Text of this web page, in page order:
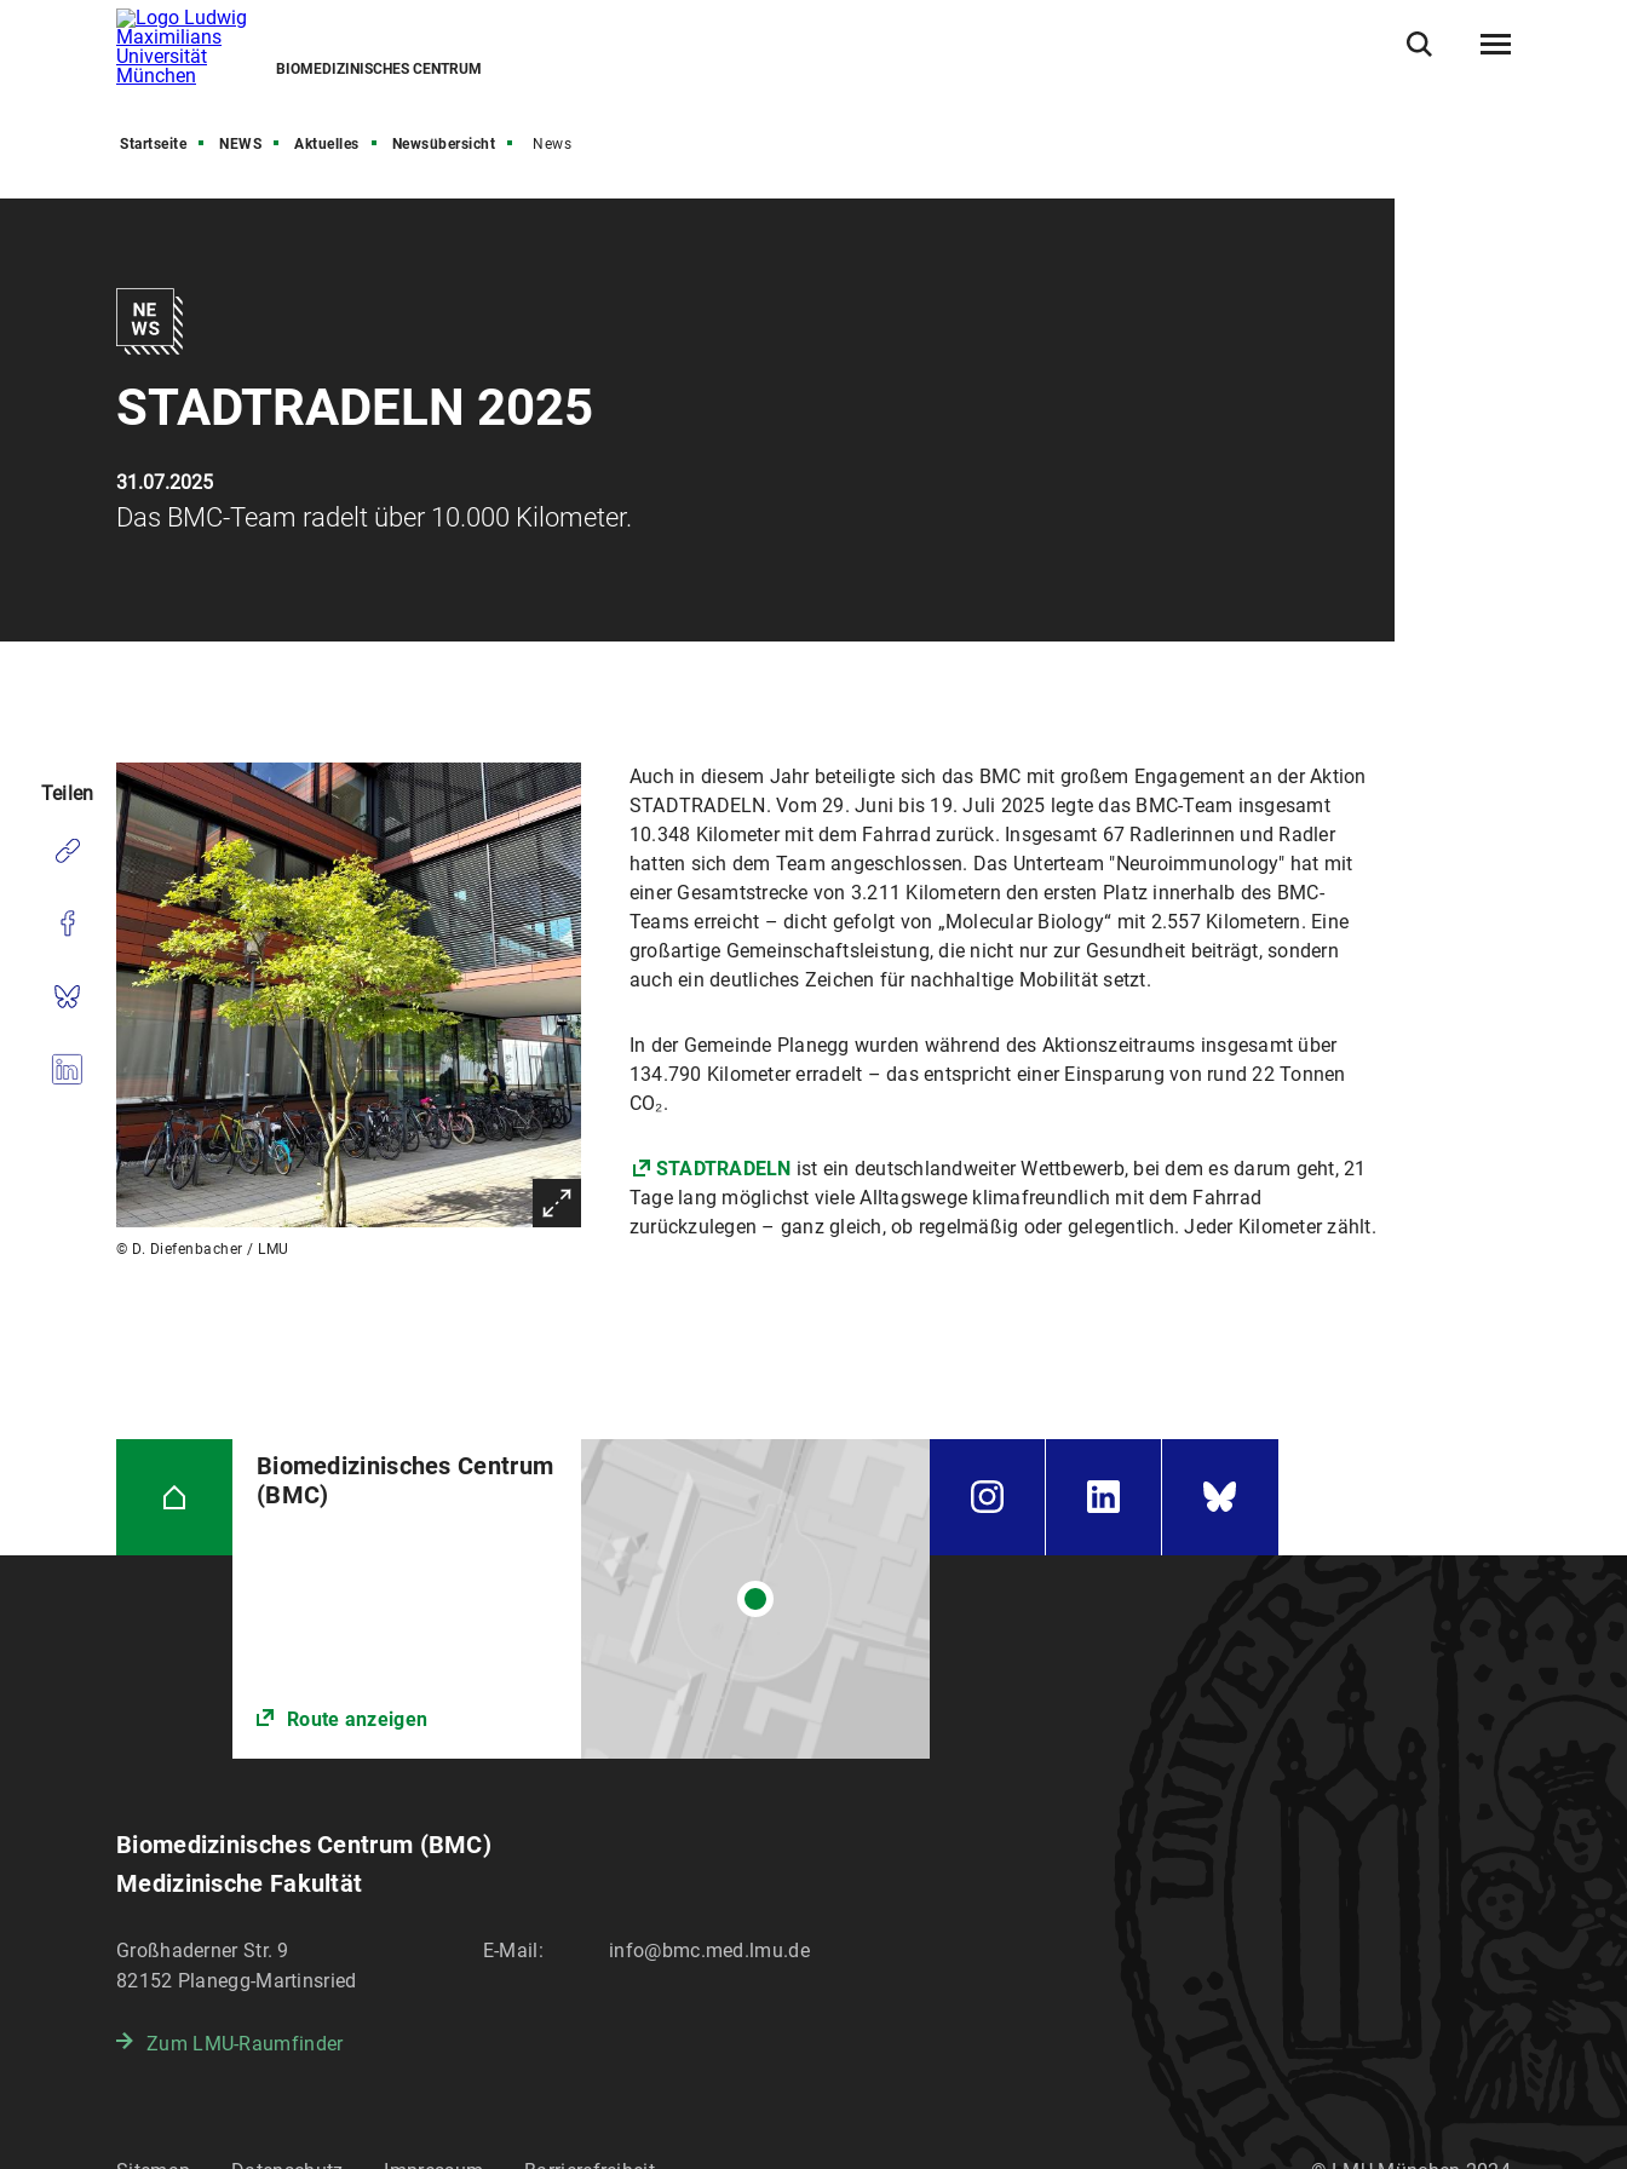
BIOMEDIZINISCHES CENTRUM
Startseite NEWS Aktuelles Newsübersicht News
STADTRADELN 2025
31.07.2025
Das BMC-Team radelt über 10.000 Kilometer.
© D. Diefenbacher / LMU
Auch in diesem Jahr beteiligte sich das BMC mit großem Engagement an der Aktion
STADTRADELN. Vom 29. Juni bis 19. Juli 2025 legte das BMC-Team insgesamt
10.348 Kilometer mit dem Fahrrad zurück. Insgesamt 67 Radlerinnen und Radler
hatten sich dem Team angeschlossen. Das Unterteam "Neuroimmunology" hat mit
einer Gesamtstrecke von 3.211 Kilometern den ersten Platz innerhalb des BMC-
Teams erreicht – dicht gefolgt von „Molecular Biology“ mit 2.557 Kilometern. Eine
großartige Gemeinschaftsleistung, die nicht nur zur Gesundheit beiträgt, sondern
auch ein deutliches Zeichen für nachhaltige Mobilität setzt.
In der Gemeinde Planegg wurden während des Aktionszeitraums insgesamt über
134.790 Kilometer erradelt – das entspricht einer Einsparung von rund 22 Tonnen
CO₂.
STADTRADELN ist ein deutschlandweiter Wettbewerb, bei dem es darum geht, 21
Tage lang möglichst viele Alltagswege klimafreundlich mit dem Fahrrad
zurückzulegen – ganz gleich, ob regelmäßig oder gelegentlich. Jeder Kilometer zählt.
Teilen
Biomedizinisches Centrum
(BMC)
Route anzeigen
Biomedizinisches Centrum (BMC)
Medizinische Fakultät
Großhaderner Str. 9
82152 Planegg-Martinsried
E-Mail: info@bmc.med.lmu.de
Zum LMU-Raumfinder